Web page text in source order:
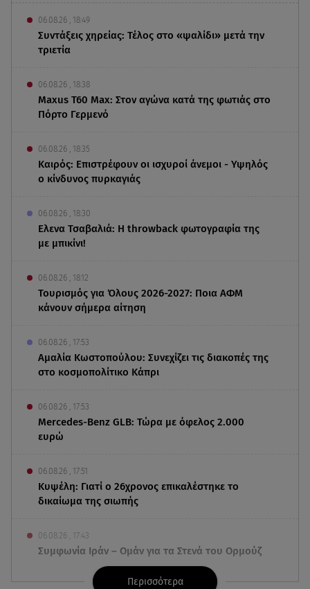
06.08.26 , 18:49
Συντάξεις χηρείας: Τέλος στο «ψαλίδι» μετά την
τριετία
06.08.26 , 18:38
Maxus T60 Max: Στον αγώνα κατά της φωτιάς στο
Πόρτο Γερμενό
06.08.26 , 18:35
Καιρός: Επιστρέφουν οι ισχυροί άνεμοι - Υψηλός
ο κίνδυνος πυρκαγιάς
06.08.26 , 18:30
Ελενα Τσαβαλιά: Η throwback φωτογραφία της
με μπικίνι!
06.08.26 , 18:12
Τουρισμός για Όλους 2026-2027: Ποια ΑΦΜ
κάνουν σήμερα αίτηση
06.08.26 , 17:53
Αμαλία Κωστοπούλου: Συνεχίζει τις διακοπές της
στο κοσμοπολίτικο Κάπρι
06.08.26 , 17:53
Mercedes-Benz GLB: Τώρα με όφελος 2.000
ευρώ
06.08.26 , 17:51
Κυψέλη: Γιατί ο 26χρονος επικαλέστηκε το
δικαίωμα της σιωπής
06.08.26 , 17:43
Συμφωνία Ιράν – Ομάν για τα Στενά του Ορμούζ
Περισσότερα